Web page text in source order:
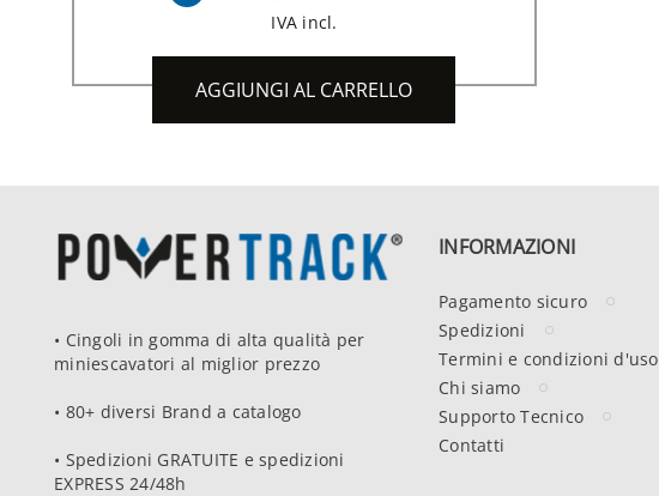
IVA incl.
AGGIUNGI AL CARRELLO
• Cingoli in gomma di alta qualità per
miniescavatori al miglior prezzo
• 80+ diversi Brand a catalogo
• Spedizioni GRATUITE e spedizioni
EXPRESS 24/48h
INFORMAZIONI
Pagamento sicuro
Spedizioni
Termini e condizioni d'uso
Chi siamo
Supporto Tecnico
Contatti